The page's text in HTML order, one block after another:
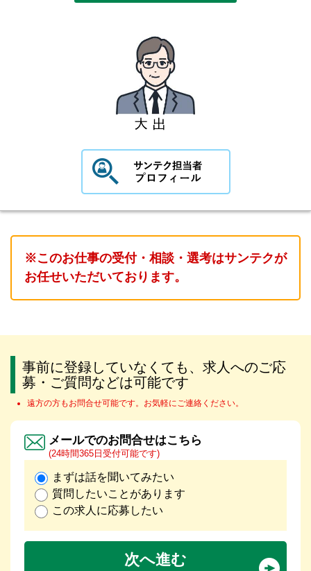
※このお仕事の受付・相談・選考はサンテクが
お任せいただいております。
事前に登録していなくても、求人へのご応
募・ご質問などは可能です
遠方の方もお問合せ可能です。お気軽にご連絡ください。
メールでのお問合せはこちら
(24時間365日受付可能です)
まずは話を聞いてみたい
質問したいことがあります
この求人に応募したい
次へ進む